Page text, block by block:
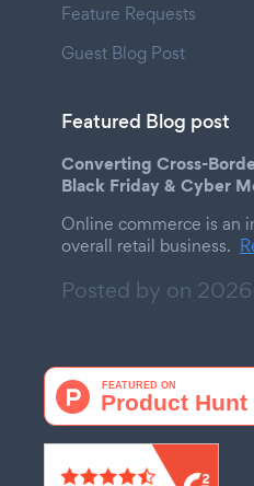
Feature Requests
Guest Blog Post
Featured Blog post
Converting Cross-
Black Friday & Cyber
Online commerce is an
overall retail business.
Posted by on